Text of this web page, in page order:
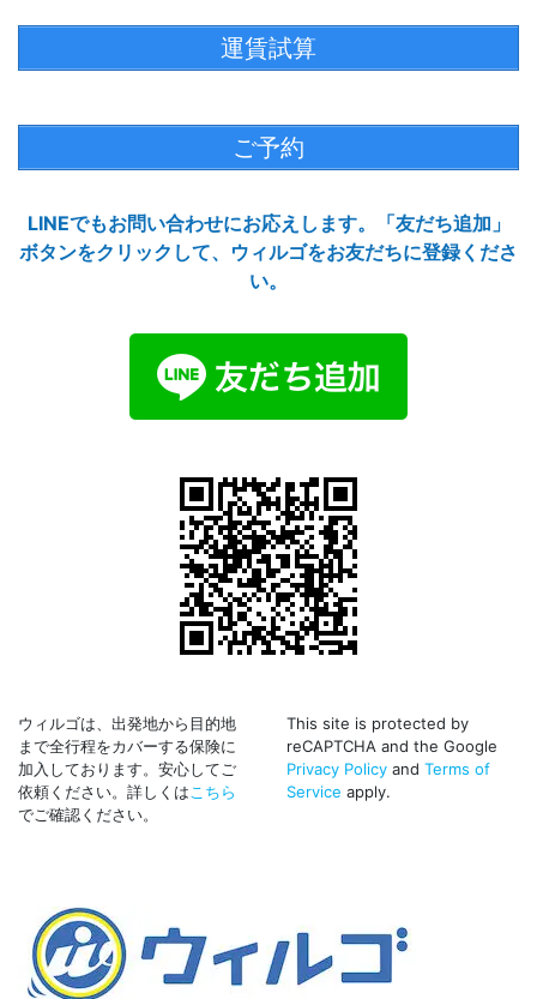
運賃試算
ご予約
LINEでもお問い合わせにお応えします。「友だち追加」
ボタンをクリックして、ウィルゴをお友だちに登録くださ
い。
ウィルゴは、出発地から目的地
まで全行程をカバーする保険に
加入しております。安心してご
依頼ください。詳しくは こちら
でご確認ください。
This site is protected by
reCAPTCHA and the Google
Privacy Policy and Terms of
Service apply.